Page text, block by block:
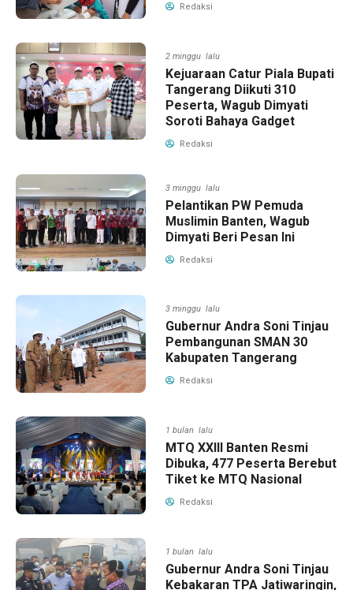
Redaksi
2 minggu lalu
Kejuaraan Catur Piala Bupati
Tangerang Diikuti 310
Peserta, Wagub Dimyati
Soroti Bahaya Gadget
Redaksi
3 minggu lalu
Pelantikan PW Pemuda
Muslimin Banten, Wagub
Dimyati Beri Pesan Ini
Redaksi
3 minggu lalu
Gubernur Andra Soni Tinjau
Pembangunan SMAN 30
Kabupaten Tangerang
Redaksi
1 bulan lalu
MTQ XXIII Banten Resmi
Dibuka, 477 Peserta Berebut
Tiket ke MTQ Nasional
Redaksi
1 bulan lalu
Gubernur Andra Soni Tinjau
Kebakaran TPA Jatiwaringin,